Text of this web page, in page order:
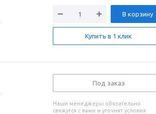
В корзину
Купить в 1 клик
Под заказ
Наши менеджеры обязательно
свяжутся с вами и уточнят условия